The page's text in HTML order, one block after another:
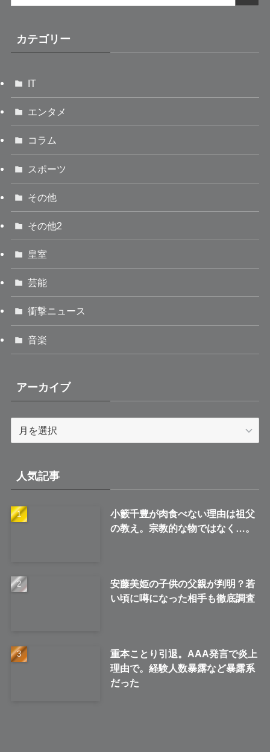
カテゴリー
IT
エンタメ
コラム
スポーツ
その他
その他2
皇室
芸能
衝撃ニュース
音楽
アーカイブ
ブ
人気記事
小籔千豊が肉食べない理由は祖父
の教え。宗教的な物ではなく…。
安藤美姫の子供の父親が判明？若
い頃に噂になった相手も徹底調査
重本ことり引退。AAA発言で炎上
理由で。経験人数暴露など暴露系
だった